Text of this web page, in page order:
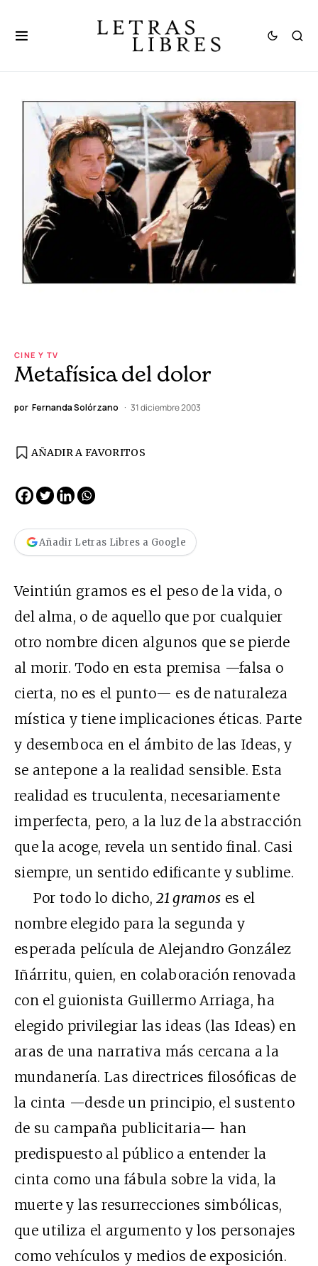
CINE Y TV
Metafísica del dolor
por Fernanda Solórzano 31 diciembre 2003
AÑADIR A FAVORITOS
Añadir Letras Libres a Google
Veintiún gramos es el peso de la vida, o
del alma, o de aquello que por cualquier
otro nombre dicen algunos que se pierde
al morir. Todo en esta premisa —falsa o
cierta, no es el punto— es de naturaleza
mística y tiene implicaciones éticas. Parte
y desemboca en el ámbito de las Ideas, y
se antepone a la realidad sensible. Esta
realidad es truculenta, necesariamente
imperfecta, pero, a la luz de la abstracción
que la acoge, revela un sentido final. Casi
siempre, un sentido edificante y sublime.
Por todo lo dicho,21 gramos es el
nombre elegido para la segunda y
esperada película de Alejandro González
Iñárritu, quien, en colaboración renovada
con el guionista Guillermo Arriaga, ha
elegido privilegiar las ideas (las Ideas) en
aras de una narrativa más cercana a la
mundanería. Las directrices filosóficas de
la cinta —desde un principio, el sustento
de su campaña publicitaria— han
predispuesto al público a entender la
cinta como una fábula sobre la vida, la
muerte y las resurrecciones simbólicas,
que utiliza el argumento y los personajes
como vehículos y medios de exposición.